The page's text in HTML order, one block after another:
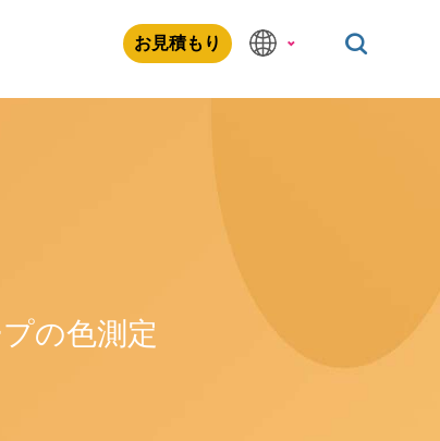
お見積もり
の色測定